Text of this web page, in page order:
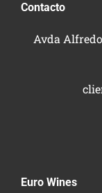
Contacto
Avda
Euro Wines